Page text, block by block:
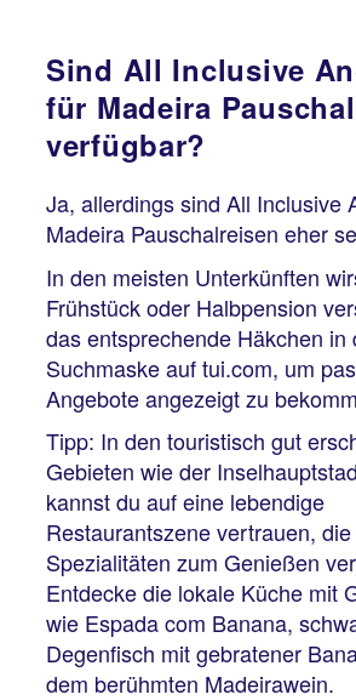
Sind All Inclusive
für Madeira
verfügbar?
Ja, allerdings sind All Inclusive
Madeira Pauschalreisen eher
In den meisten Unterkünften
Frühstück oder Halbpension
das entsprechende Häkchen in
Suchmaske auf tui.com, um
Angebote angezeigt zu
Tipp: In den touristisch gut
Gebieten wie der
kannst du auf eine lebendige
Restaurantszene vertrauen,
Spezialitäten zum Genießen
Entdecke die lokale Küche mit
wie Espada com Banana,
Degenfisch mit gebratener
dem berühmten Madeirawein.